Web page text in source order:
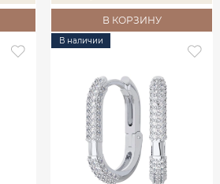
В КОРЗИНУ
В наличии